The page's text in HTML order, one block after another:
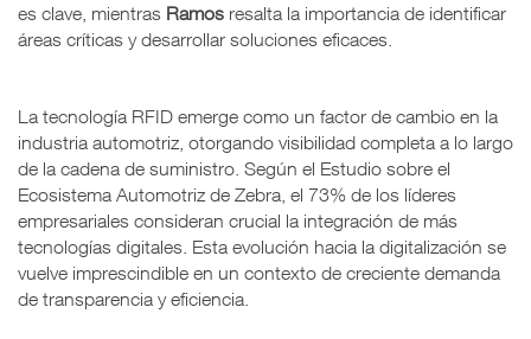
es clave, mientras Ramos resalta la importancia de identificar
áreas críticas y desarrollar soluciones eficaces.
La tecnología RFID emerge como un factor de cambio en la
industria automotriz, otorgando visibilidad completa a lo largo
de la cadena de suministro. Según el Estudio sobre el
Ecosistema Automotriz de Zebra, el 73% de los líderes
empresariales consideran crucial la integración de más
tecnologías digitales. Esta evolución hacia la digitalización se
vuelve imprescindible en un contexto de creciente demanda
de transparencia y eficiencia.